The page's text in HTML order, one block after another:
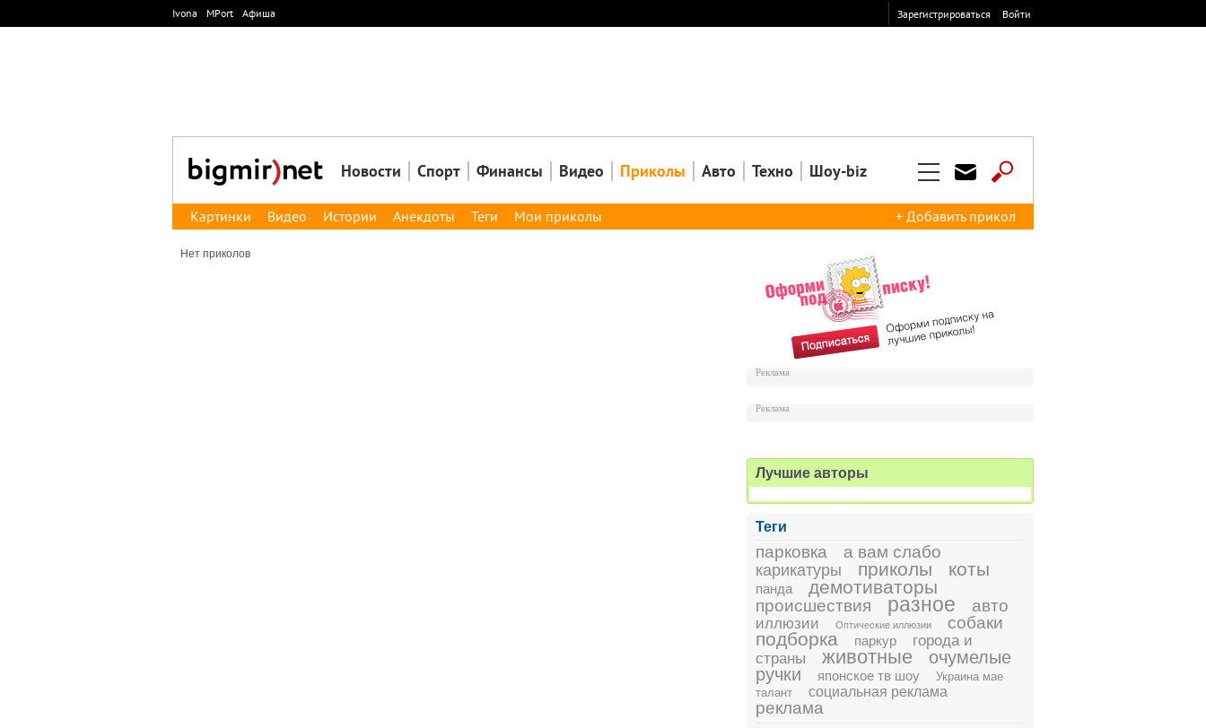
Закрыть
Ivona MPort Афиша Зарегистрироваться Войти
Новости Спорт Финансы Видео Приколы Авто Техно Шоу-biz
Картинки Видео Истории Анекдоты Теги Мои приколы + Добавить прикол
Нет приколов
Реклама
Реклама
Лучшие авторы
Теги
парковка а вам слабо
карикатуры приколы коты
панда демотиваторы
происшествия разное авто
иллюзии Оптические иллюзии собаки
подборка паркур
города и
страны
животные
очумелые
ручки
японское тв шоу
Украина мае
талант
социальная реклама
реклама